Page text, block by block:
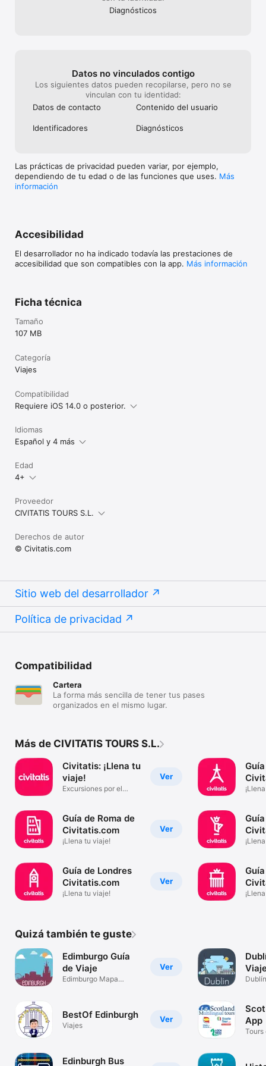
encuentras algún error o te percatas de algo que crees que
deberíamos cambiar, por favor, contacta con nosotros
Diagnósticos
Datos no vinculados contigo
Los siguientes datos pueden recopilarse, pero no se
vinculan con tu identidad:
Datos de contacto
Contenido del usuario
Identificado­res Diagnósticos
Las prácticas de privacidad pueden variar, por ejemplo,
dependiendo de tu edad o de las funciones que uses. Más
información
Accesibilidad
El desarrollador no ha indicado todavía las prestaciones de
accesibilidad que son compatibles con la app. Más información
Ficha técnica
Tamaño
107 MB
Categoría
Viajes
Compatibilidad
Requiere iOS 14.0 o posterior.
Idiomas
Español y 4 más
Edad
4+
Proveedor
CIVITATIS TOURS S.L.
Derechos de autor
© Civitatis.com
Sitio web del desarrollador
Política de privacidad
Compatibilidad
Cartera
La forma más sencilla de tener tus pases
organizados en el mismo lugar.
Más de CIVITATIS TOURS S.L.
Ver
Civitatis: ¡Llena tu
viaje!
Excursiones por el
Ver
Guía de Roma de
Civitatis.com
¡Llena tu viaje!
Ver
Guía de Londres
Civitatis.com
¡Llena tu viaje!
Quizá también te guste
Ver
Edimburgo Guía
de Viaje
Edimburgo Mapa
Ver
BestOf Edinburgh
Viajes
Edinburgh Bus
App
Tours